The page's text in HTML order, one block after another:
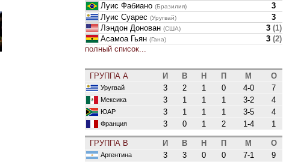
Луис Фабиано (Бразилия)
3
Луис Суарес (Уругвай)
3
Лэндон Донован (США) 3 (1)
Асамоа Гьян (Гана) 3 (2)
полный список...
ГРУППА A И В Н П М О
Уругвай 3 2 1 0 4-0 7
Мексика 3 1 1 1 3-2 4
ЮАР 3 1 1 1 3-5 4
Франция 3 0 1 2 1-4 1
ГРУППА B И В Н П М О
Аргентина 3 3 0 0 7-1 9